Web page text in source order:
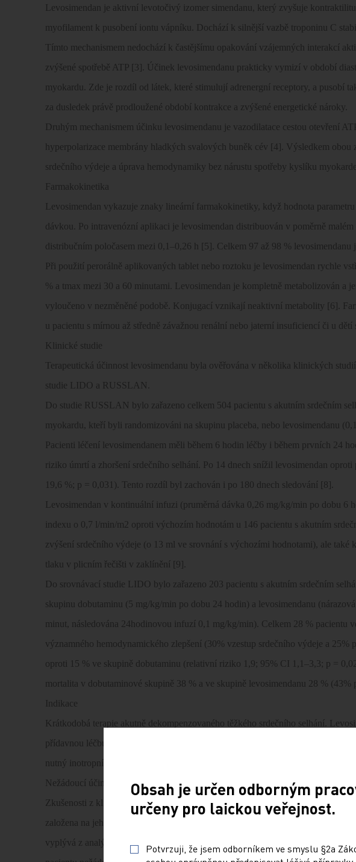
Levosimendan je aktivní levotočivý izomer simendanu, který zvyšuje
myofilament k pusobení iontu vápníku. Dochází k silnější vazbě troponinu C
Tímto mechanismem nedochází k častějšímu opakování vzájemných interakcí
zvýšené spotřebě ATP [3]. Účinek levosimendanu prakticky vymizí v období
myokardu. Zde je rozdíl od látek, které stimulují adrenergní receptory, a pusobí
za dusledek právě prodloužené období kontrakce a zvýšené energetické nároky.
Druhým mechanismem účinku levosimendanu je vazodilatace cestou otevření
hyperpolarizace membrány hladkých svalových buněk cév [4]. Výsledkem obou
srdečního výdeje a úprava hemodynamiky bez nárustu spotřeby kyslíku
Farmakokinetika
Levosimendan vykazuje znaky lineární farmakokinetiky, když hodnota
dávkou. Po intravenózní aplikaci je levosimendan distribuován v poměrně
distribučním poločasem mezi 0,1–0,26 h [5]. Celkem 97 až 98 % levosimendanu
Při použití perorálně aplikovaných tablet nebo roztoku je levosimendan rychle
% a tmax mezi 30 a 60 minutami. Levosimendan je kompletně metabolizován a
vyloučeno v nezměněné podobě. Konjugací vznikají neaktivní metabolity [6].
u pacientu s mírnou až středně závažnou renální nebo jaterní insuficiencí či u dětí
Klinické studie
Terapeutická účinnost levosimendanu byla ověřována v několika klinických
studie LIDO a RUSSLAN.
Do studie RUSSLAN bylo zařazeno celkem 504 pacientu s akutním srdečním
myokardu, kteří byli randomizováni na skupinu placeba, nebo levosimendanu
Pacienti léčení levosimendanem měli během 6 hodin léčby i během prvních 24
riziko úmrtí a zhoršení srdečního selhání. Po 14 dnech snížil levosimendan
19,6 %; p = 0,031). Tento rozdíl byl zachován i po 180 dnech sledování [8].
Levosimendan v kontinuální infuzi (pruměrná dávka 0,26 mg/kg/min po dobu 6
indexu o 0,7 l/min/m2 oproti výchozím hodnotám u 146 pacientu s akutním
zvýšení srdečního výdeje (o 13 ml ve srovnání s výchozími hodnotami), ale také
tlaku v plicním řečišti v zaklínění [9].
Do srovnávací studie LIDO bylo zařazeno 203 pacientu s akutním srdečním
skupinu dobutaminu (5 mg/kg/min po dobu 24 hodin) a levosimendanu
minut, následována 24hodinovou infuzí 0,1 mg/kg/min). Celkem 28 % pacientu
významného hemodynamického zlepšení (30% vzestup srdečního výdeje a
oproti 15 % ve skupině dobutaminu (relativní riziko 1,9; 95% CI 1,1–3,3; p =
mortalita v dobutaminové skupině 38 % a ve skupině levosimendanu 28 % (43%
Indikace
Krátkodobá terapie akutně dekompenzovaného těžkého srdečního selhání.
přídavnou léčbu v situacích, kdy obvyklá léčba např. diuretiky, inhibitory ACE a
nutný inotropní podpurný účinek.
Nežádoucí účinky
Zkušenosti z klinických studií ukazují, že levosimendan je velmi dobře snášen,
založena na jeho vazodilatačním pusobení. Nejčastěji se objevovaly bolesti hlavy
vyplývá z analýzy 972 pacientu léčených levosimendanem. Ve studii LIDO
Obsah je určen odborným
určeny pro laickou veřejnost.
Potvrzuji, že jsem odborníkem ve smyslu §2a